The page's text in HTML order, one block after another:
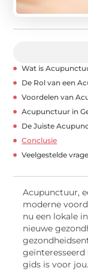
Wat is
De Rol van een
Voordelen van
Acupunctuur in
De Juiste
Conclusie
Veelgestelde
Acupunctuur,
moderne
nu een lokale
nieuwe
geïnteresseerd
gids is voor